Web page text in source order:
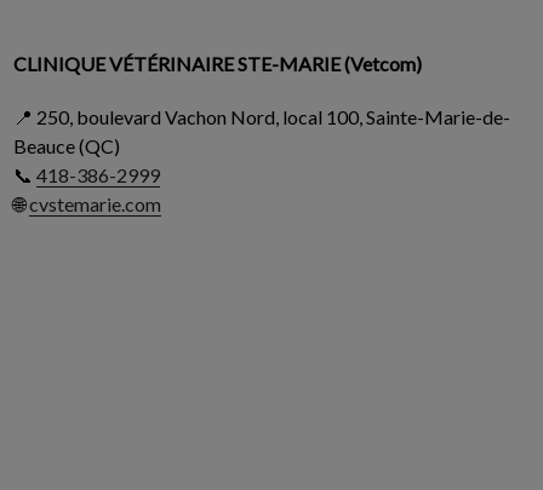
CLINIQUE VÉTÉRINAIRE STE-MARIE (Vetcom)
📍 250, boulevard Vachon Nord, local 100, Sainte-Marie-de-
Beauce (QC)
📞 418-386-2999
🌐cvstemarie.com